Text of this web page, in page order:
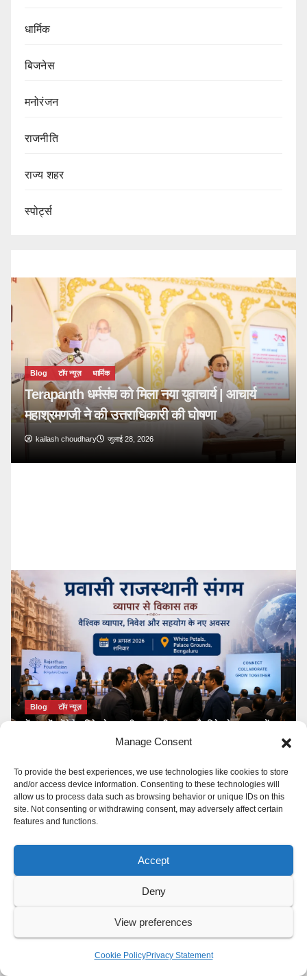
Manage Consent
To provide the best experiences, we use technologies like cookies to store
and/or access device information. Consenting to these technologies will
allow us to process data such as browsing behavior or unique IDs on this
site. Not consenting or withdrawing consent, may adversely affect certain
features and functions.
Accept
Deny
View preferences
Cookie PolicyPrivacy Statement
धार्मिक
बिजनेस
मनोरंजन
राजनीति
राज्य शहर
स्पोर्ट्स
Blog टॉप न्यूज़
बेंगलूरु में जुटेंगे देश-विदेश के प्रवासी राजस्थानी, व्यापार और निवेश के नए अवसरों पर
Terapanth धर्मसंघ को मिला नया युवाचार्य | आचार्य महाश्रमणजी ने की
उत्तराधिकारी की घोषणा